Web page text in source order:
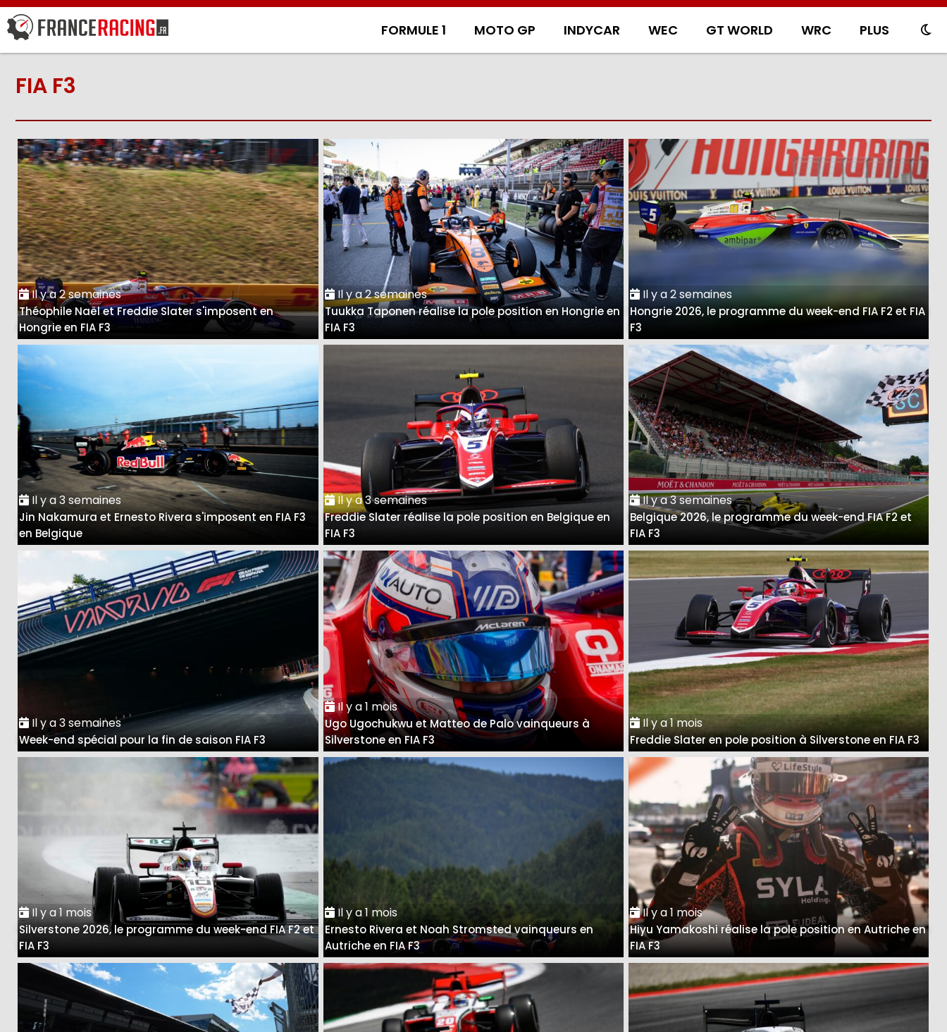
FORMULE 1 MOTO GP INDYCAR WEC GT WORLD WRC PLUS
FIA F3
Il y a 2 semaines
Théophile Naël et Freddie Slater s'imposent en
Hongrie en FIA F3
Il y a 2 semaines
Tuukka Taponen réalise la pole position en Hongrie en
FIA F3
Il y a 2 semaines
Hongrie 2026, le programme du week-end FIA F2 et FIA
F3
Il y a 3 semaines
Jin Nakamura et Ernesto Rivera s'imposent en FIA F3
en Belgique
Il y a 3 semaines
Freddie Slater réalise la pole position en Belgique en
FIA F3
Il y a 3 semaines
Belgique 2026, le programme du week-end FIA F2 et
FIA F3
Il y a 3 semaines
Week-end spécial pour la fin de saison FIA F3
Il y a 1 mois
Ugo Ugochukwu et Matteo de Palo vainqueurs à
Silverstone en FIA F3
Il y a 1 mois
Freddie Slater en pole position à Silverstone en FIA F3
Il y a 1 mois
Silverstone 2026, le programme du week-end FIA F2 et
FIA F3
Il y a 1 mois
Ernesto Rivera et Noah Stromsted vainqueurs en
Autriche en FIA F3
Il y a 1 mois
Hiyu Yamakoshi réalise la pole position en Autriche en
FIA F3